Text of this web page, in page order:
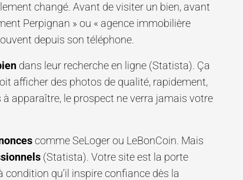
changé. Avant de visiter un bien, avant
Perpignan » ou « agence immobilière
depuis son téléphone.
dans leur recherche en ligne (Statista). Ça
afficher des photos de qualité, rapidement,
apparaître, le prospect ne verra jamais votre
comme SeLoger ou LeBonCoin. Mais
(Statista). Votre site est la porte
qu’il inspire confiance dès la